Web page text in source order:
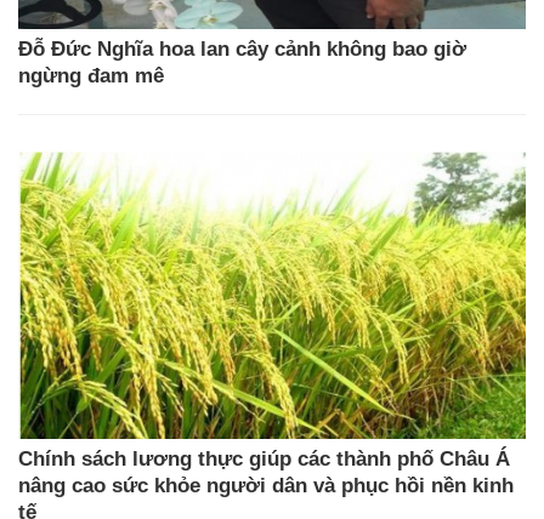
Đỗ Đức Nghĩa hoa lan cây cảnh không bao giờ
ngừng đam mê
Chính sách lương thực giúp các thành phố Châu Á
nâng cao sức khỏe người dân và phục hồi nền kinh
tế